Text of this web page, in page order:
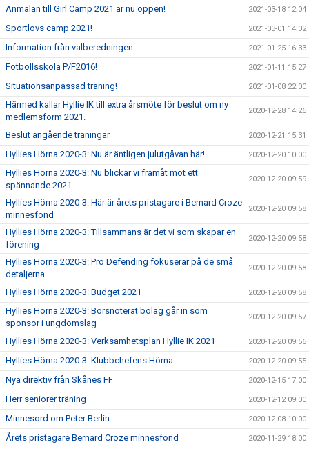
Anmälan till Girl Camp 2021 är nu öppen! 2021-03-18 12:04
Sportlovs camp 2021! 2021-03-01 14:02
Information från valberedningen 2021-01-25 16:33
Fotbollsskola P/F2016! 2021-01-11 15:27
Situationsanpassad träning! 2021-01-08 22:00
Härmed kallar Hyllie IK till extra årsmöte för beslut om ny
medlemsform 2021.
2020-12-28 14:26
Beslut angående träningar 2020-12-21 15:31
Hyllies Hörna 2020-3: Nu är äntligen julutgåvan här! 2020-12-20 10:00
Hyllies Hörna 2020-3: Nu blickar vi framåt mot ett
spännande 2021
2020-12-20 09:59
Hyllies Hörna 2020-3: Här är årets pristagare i Bernard Croze
minnesfond
2020-12-20 09:58
Hyllies Hörna 2020-3: Tillsammans är det vi som skapar en
förening
2020-12-20 09:58
Hyllies Hörna 2020-3: Pro Defending fokuserar på de små
detaljerna
2020-12-20 09:58
Hyllies Hörna 2020-3: Budget 2021 2020-12-20 09:58
Hyllies Hörna 2020-3: Börsnoterat bolag går in som
sponsor i ungdomslag
2020-12-20 09:57
Hyllies Hörna 2020-3: Verksamhetsplan Hyllie IK 2021 2020-12-20 09:56
Hyllies Hörna 2020-3: Klubbchefens Hörna 2020-12-20 09:55
Nya direktiv från Skånes FF 2020-12-15 17:00
Herr seniorer träning 2020-12-12 09:00
Minnesord om Peter Berlin 2020-12-08 10:00
Årets pristagare Bernard Croze minnesfond 2020-11-29 18:00